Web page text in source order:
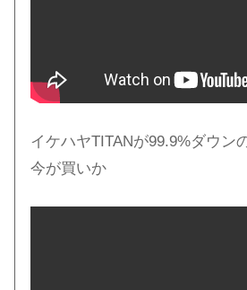
イケハヤTITANが99.9%ダウン
今が買いか